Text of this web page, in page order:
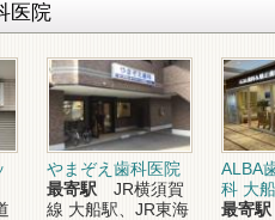
医院
やまぞえ歯科医院
最寄駅 JR横須賀
線 大船駅、JR東海
ALBA
科 大
最寄駅